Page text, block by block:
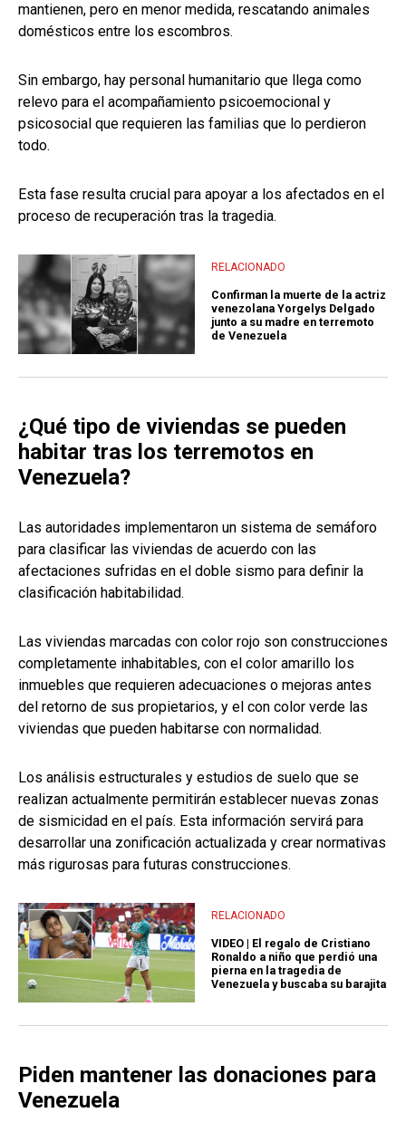
mantienen, pero en menor medida, rescatando animales
domésticos entre los escombros.
Sin embargo, hay personal humanitario que llega como
relevo para el acompañamiento psicoemocional y
psicosocial que requieren las familias que lo perdieron
todo.
Esta fase resulta crucial para apoyar a los afectados en el
proceso de recuperación tras la tragedia.
RELACIONADO
Confirman la muerte de la actriz
venezolana Yorgelys Delgado
junto a su madre en terremoto
de Venezuela
¿Qué tipo de viviendas se pueden
habitar tras los terremotos en
Venezuela?
Las autoridades implementaron un sistema de semáforo
para clasificar las viviendas de acuerdo con las
afectaciones sufridas en el doble sismo para definir la
clasificación habitabilidad.
Las viviendas marcadas con color rojo son construcciones
completamente inhabitables, con el color amarillo los
inmuebles que requieren adecuaciones o mejoras antes
del retorno de sus propietarios, y el con color verde las
viviendas que pueden habitarse con normalidad.
Los análisis estructurales y estudios de suelo que se
realizan actualmente permitirán establecer nuevas zonas
de sismicidad en el país. Esta información servirá para
desarrollar una zonificación actualizada y crear normativas
más rigurosas para futuras construcciones.
RELACIONADO
VIDEO | El regalo de Cristiano
Ronaldo a niño que perdió una
pierna en la tragedia de
Venezuela y buscaba su barajita
Piden mantener las donaciones para
Venezuela